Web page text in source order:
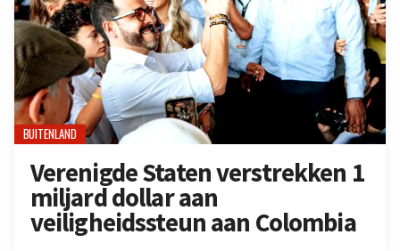
BUITENLAND
Verenigde Staten verstrekken 1
miljard dollar aan
veiligheidssteun aan Colombia